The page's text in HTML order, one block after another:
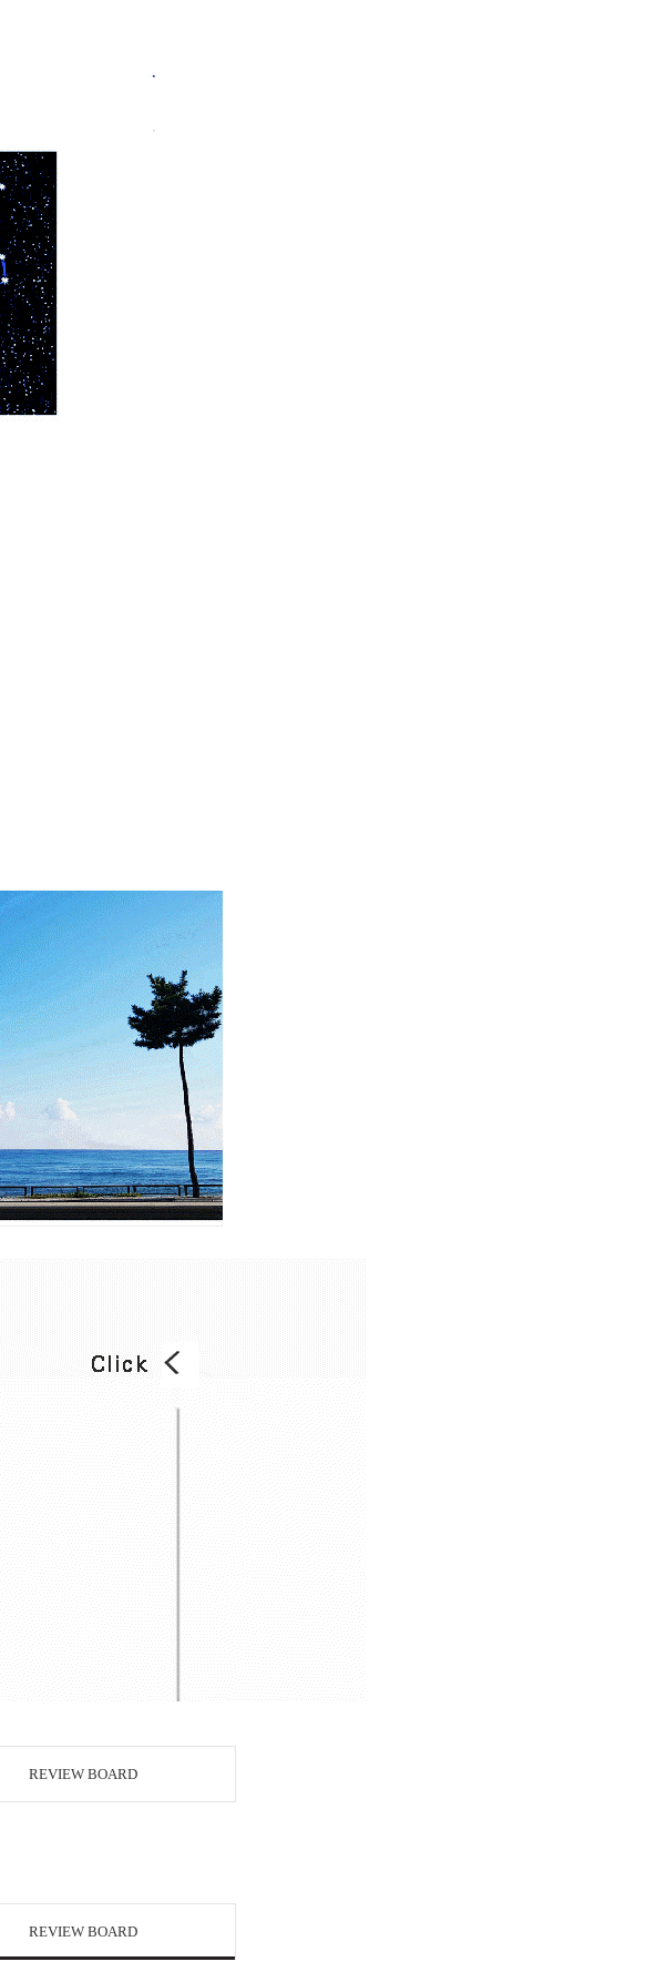
REVIEW BOARD
REVIEW BOARD